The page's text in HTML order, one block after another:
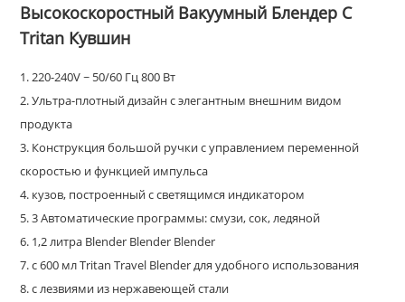
Высокоскоростный Вакуумный Блендер С
Tritan Кувшин
1. 220-240V ~ 50/60 Гц 800 Вт
2. Ультра-плотный дизайн с элегантным внешним видом
продукта
3. Конструкция большой ручки с управлением переменной
скоростью и функцией импульса
4. кузов, построенный с светящимся индикатором
5. 3 Автоматические программы: смузи, сок, ледяной
6. 1,2 литра Blender Blender Blender
7. с 600 мл Tritan Travel Blender для удобного использования
8. с лезвиями из нержавеющей стали